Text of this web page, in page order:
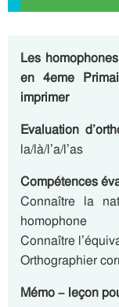
Les
en 4eme
imprimer
Evaluation
la/là/l’a/l’as
Compétences
Connaître la
homophone
Connaître
Orthographier
Mémo – leçon